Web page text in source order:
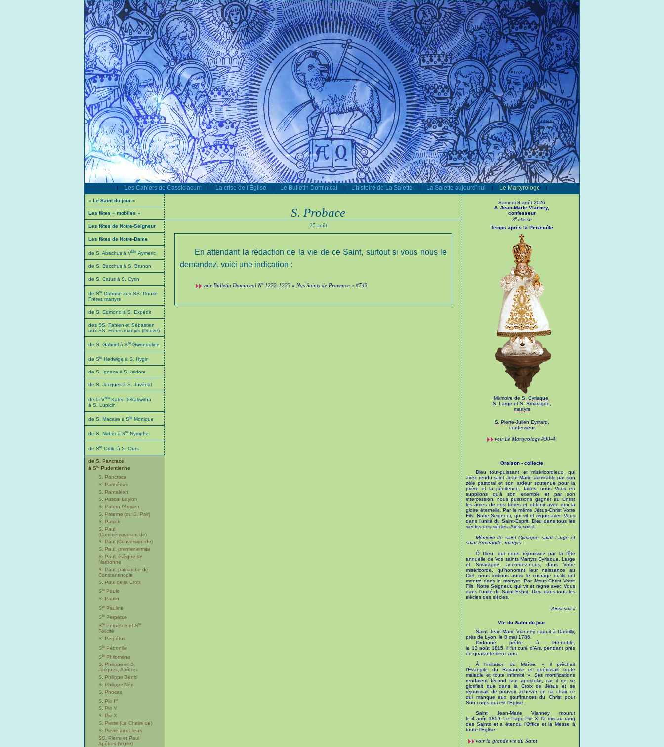
| Les Cahiers de Cassiciacum | La crise de l’Église | Le Bulletin Dominical | L’histoire de La Salette | La Salette aujourd’hui | Le Martyrologe |
« Le Saint du jour »
Les fêtes « mobiles »
Les fêtes de Notre-Seigneur
Les fêtes de Notre-Dame
de S. Abachus à Vble Aymeric
de S. Bacchus à S. Brunon
de S. Caïus à S. Cyrin
de Ste Dafrose aux SS. Douze
Frères martyrs
de S. Edmond à S. Expédit
des SS. Fabien et Sébastien
aux SS. Frères martyrs (Douze)
de S. Gabriel à Ste Gwendoline
de Ste Hedwige à S. Hygin
de S. Ignace à S. Isidore
de S. Jacques à S. Juvénal
de la Vble Kateri Tekakwitha
à S. Lupicin
de S. Macaire à Ste Monique
de S. Nabor à Ste Nymphe
de Ste Odile à S. Ours
de S. Pancrace
à Ste Pudentienne
S. Pancrace
S. Parménas
S. Pantaléon
S. Pascal Baylon
S. Patern l’Ancien
S. Paterne (ou S. Pair)
S. Patrick
S. Paul
(Commémoraison de)
S. Paul (Conversion de)
S. Paul, premier ermite
S. Paul, évêque de
Narbonne
S. Paul, patriarche de
Constantinople
S. Paul de la Croix
Ste Paule
S. Paulin
Ste Pauline
Ste Perpétue
Ste Perpétue et Ste
Félicité
S. Perpétus
Ste Pétronille
Ste Philomène
S. Philippe et S.
Jacques, Apôtres
S. Philippe Béniti
S. Philippe Néri
S. Phocas
S. Pie Ier
S. Pie V
S. Pie X
S. Pierre (La Chaire de)
S. Pierre aux Liens
SS. Pierre et Paul
Apôtres (Vigile)
S. Probace
25 août
En attendant la rédaction de la vie de ce Saint, surtout si vous nous le
demandez, voici une indication :
voir Bulletin Dominical N° 1222-1223 « Nos Saints de Provence » #743
Samedi 8 août 2026
S. Jean-Marie Vianney,
confesseur
3eclasse
Temps après la Pentecôte
Mémoire de S. Cyriaque,
S. Large et S. Smaragde,
martyrs
S. Pierre-Julien Eymard
confesseur
voir Le Martyrologe#90-4
Oraison - collecte
Dieu tout-puissant et miséricordieux, qui
avez rendu saint Jean-Marie admirable par son
zèle pastoral et son ardeur soutenue pour la
prière et la pénitence, faites, nous Vous en
supplions qu’à son exemple et par son
intercession, nous puissions gagner au Christ
les âmes de nos frères et obtenir avec eux la
gloire éternelle. Par le même Jésus-Christ Votre
Fils, Notre Seigneur, qui vit et règne avec Vous
dans l’unité du Saint-Esprit, Dieu dans tous les
siècles des siècles. Ainsi soit-il.
Mémoire de saint Cyriaque, saint Large et
saint Smaragde, martyrs :
Ô Dieu, qui nous réjouissez par la fête
annuelle de Vos saints Martyrs Cyriaque, Large
et Smaragde, accordez-nous, dans Votre
miséricorde, qu’honorant leur naissance au
Ciel, nous imitions aussi le courage qu’ils ont
montré dans le martyre. Par Jésus-Christ Votre
Fils, Notre Seigneur, qui vit et règne avec Vous
dans l’unité du Saint-Esprit, Dieu dans tous les
siècles des siècles.
Ainsi soit-il
Vie du Saint du jour
Saint Jean-Marie Vianney naquit à Dardilly,
près de Lyon, le 8 mai 1786.
Ordonné prêtre à Grenoble,
le 13 août 1815, il fut curé d’Ars, pendant près
de quarante-deux ans.
À l’imitation du Maître, « il prêchait
l’Évangile du Royaume et guérissait toute
maladie et toute infirmité ». Ses mortifications
rendaient fécond son apostolat, car il ne se
glorifiait que dans la Croix de Jésus et se
réjouissait de pouvoir achever en sa chair ce
qui manque aux souffrances du Christ pour
Son corps qui est l’Église.
Saint Jean-Marie Vianney mourut
le 4 août 1859. Le Pape Pie XI l’a mis au rang
des Saints et a étendu l’Office et la Messe à
toute l’Église.
voir la grande vie du Saint